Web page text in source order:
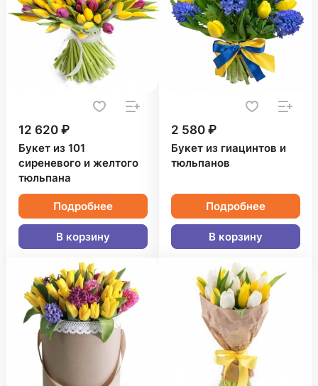
12 620 ₽
Букет из 101
сиреневого и желтого
тюльпана
Подробнее
В корзину
2 580 ₽
Букет из гиацинтов и
тюльпанов
Подробнее
В корзину